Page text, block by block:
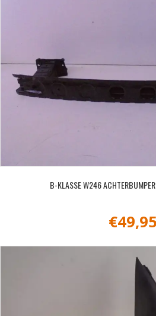
B-KLASSE W246
€49,95